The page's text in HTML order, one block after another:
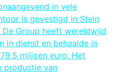
in vele
is gevestigd in Stein
De Group heeft wereldwijd
in dienst en behaalde in
miljoen euro. Het
productie van